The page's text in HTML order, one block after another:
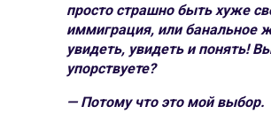
просто страшно быть хуже
иммиграция, или банальное
увидеть, увидеть и понять!
упорствуете?
— Потому что это мой выбор.